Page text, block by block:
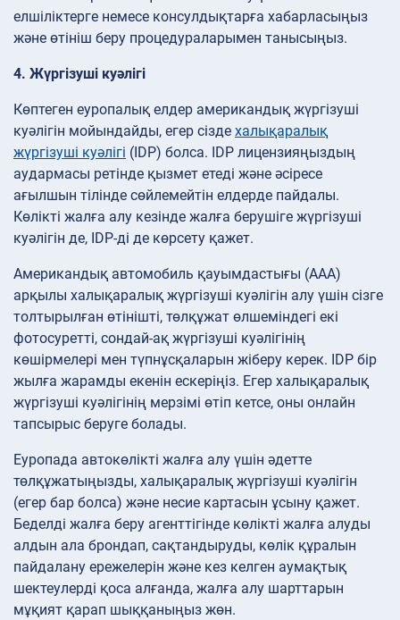
елшіліктерге немесе консулдықтарға хабарласыңыз
және өтініш беру процедураларымен танысыңыз.
4. Жүргізуші куәлігі
Көптеген еуропалық елдер американдық жүргізуші
куәлігін мойындайды, егер сізде халықаралық
жүргізуші куәлігі (IDP) болса. IDP лицензияңыздың
аудармасы ретінде қызмет етеді және әсіресе
ағылшын тілінде сөйлемейтін елдерде пайдалы.
Көлікті жалға алу кезінде жалға берушіге жүргізуші
куәлігін де, IDP-ді де көрсету қажет.
Американдық автомобиль қауымдастығы (AAA)
арқылы халықаралық жүргізуші куәлігін алу үшін сізге
толтырылған өтінішті, төлқұжат өлшеміндегі екі
фотосуретті, сондай-ақ жүргізуші куәлігінің
көшірмелері мен түпнұсқаларын жіберу керек. IDP бір
жылға жарамды екенін ескеріңіз. Егер халықаралық
жүргізуші куәлігінің мерзімі өтіп кетсе, оны онлайн
тапсырыс беруге болады.
Еуропада автокөлікті жалға алу үшін әдетте
төлқұжатыңызды, халықаралық жүргізуші куәлігін
(егер бар болса) және несие картасын ұсыну қажет.
Беделді жалға беру агенттігінде көлікті жалға алуды
алдын ала брондап, сақтандыруды, көлік құралын
пайдалану ережелерін және кез келген аумақтық
шектеулерді қоса алғанда, жалға алу шарттарын
мұқият қарап шыққаныңыз жөн.